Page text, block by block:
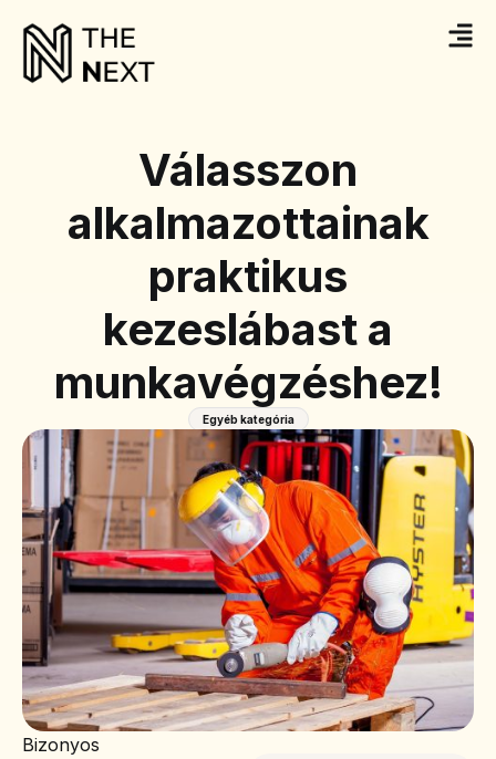
Válasszon
alkalmazottainak
praktikus
kezeslábast a
munkavégzéshez!
Egyéb kategória
Bizonyos